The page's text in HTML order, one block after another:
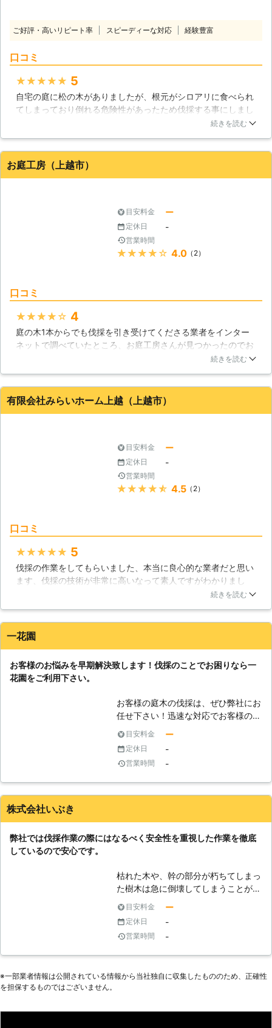
望でしたら、当日の作業に同行をさせ
ます。もし「これ以上の木を持ち続け
るのは無理！」と感じるようでしたら
「やさしい便利屋新発田店」に庭木の
ご好評・高いリピート率 スピーディーな対応 経験豊富
口コミ
★★★★★ 5
自宅の庭に松の木がありましたが、根元がシロアリに食べられ
てしまっており倒れる危険性があったため伐採する事にしまし
た。樹齢も高く大きな松の木で、近くに建物があるため難しい
望など伝えやすかったです。
新潟県 上越市 2016年12月14日
続きを読む
お庭工房（上越市）
目安料金 ー
定休日 -
営業時間
★★★★★ 4.0（2）
口コミ
★★★★★ 4
庭の木1本からでも伐採を引き受けてくださる業者をインター
ネットで調べていたところ、お庭工房さんが見つかったのでお
願いしました。ホームページが私のニーズに合っていたこと
が、職人さんひとりで当日中に後片付けまで含めて綺麗に作業
してくださり、本当に助かりました。今後は庭の手入れもお願
続きを読む
有限会社みらいホーム上越（上越市）
目安料金 ー
定休日 -
営業時間
★★★★★ 4.5（2）
口コミ
★★★★★ 5
伐採の作業をしてもらいました、本当に良心的な業者だと思い
ます、伐採の技術が非常に高いなって素人ですがわかりまし
た。打ち合わせをしっかりとやってもらえたので色々と納得し
業者と比較したんですが良心的だと思います。
新潟県 上越市 2016年11月11日
続きを読む
一花園
お客様のお悩みを早期解決致します！伐採のことでお困りなら一
花園をご利用下さい。
お客様の庭木の伐採は、ぜひ弊社にお
任せ下さい！迅速な対応でお客様のお
悩みを早期解決致します。業者へ一度
も依頼したことが無く、どのように依
頼を行えば良いのか分からないという
方もまずは弊社の方へお電話下さい。
目安料金 ー
定休日 -
営業時間 -
株式会社いぶき
弊社では伐採作業の際にはなるべく安全性を重視した作業を徹底
しているので安心です。
枯れた木や、幹の部分が朽ちてしまっ
た樹木は急に倒壊してしまうことがあ
ります。倒壊した樹木の下敷きになっ
てしまえば大惨事は免れないことが多
いです。このようなことを防ぐために
も弊社では枯れてしまった木や朽ちて
とが可能で危険な樹木をまとめて処分
目安料金 ー
定休日 -
営業時間 -
※⼀部業者情報は公開されている情報から当社独⾃に収集したもののため、正確性
を担保するものではございません。